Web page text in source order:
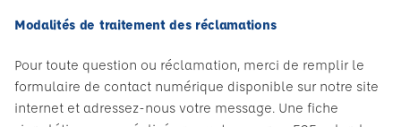
Modalités de traitement des réclamations
Pour toute question ou réclamation, merci de remplir le
formulaire de contact numérique disponible sur notre site
internet et adressez-nous votre message. Une fiche